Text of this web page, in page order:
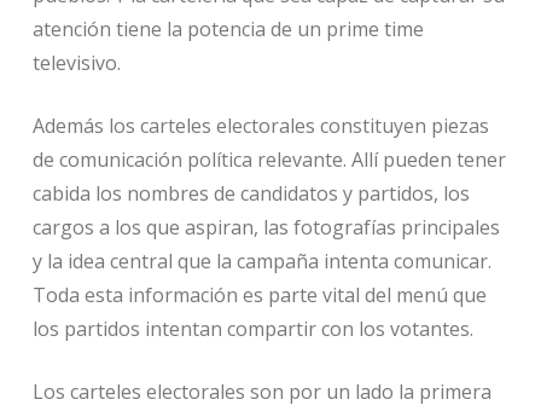
atención tiene la potencia de un prime time
televisivo.
Además los carteles electorales constituyen piezas
de comunicación política relevante. Allí pueden tener
cabida los nombres de candidatos y partidos, los
cargos a los que aspiran, las fotografías principales
y la idea central que la campaña intenta comunicar.
Toda esta información es parte vital del menú que
los partidos intentan compartir con los votantes.
Los carteles electorales son por un lado la primera